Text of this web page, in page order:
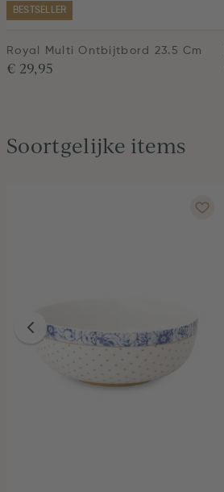
BESTSELLER
Royal Multi Ontbijtbord 23.5 Cm
€ 29,95
Soortgelijke items